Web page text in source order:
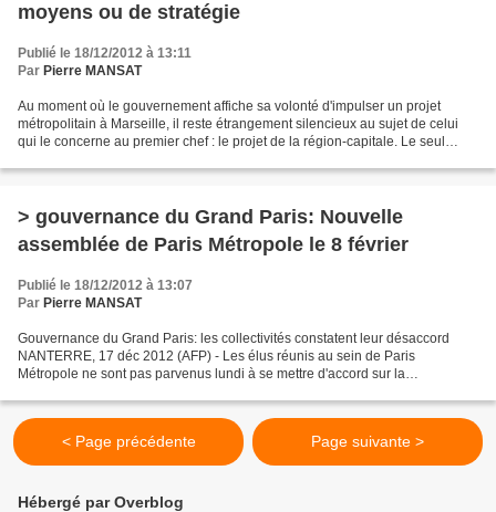
moyens ou de stratégie
Publié le 18/12/2012 à 13:11
Par Pierre MANSAT
Au moment où le gouvernement affiche sa volonté d'impulser un projet
métropolitain à Marseille, il reste étrangement silencieux au sujet de celui
qui le concerne au premier chef : le projet de la région-capitale. Le seul
> gouvernance du Grand Paris: Nouvelle
assemblée de Paris Métropole le 8 février
Publié le 18/12/2012 à 13:07
Par Pierre MANSAT
Gouvernance du Grand Paris: les collectivités constatent leur désaccord
NANTERRE, 17 déc 2012 (AFP) - Les élus réunis au sein de Paris
Métropole ne sont pas parvenus lundi à se mettre d'accord sur la
< Page précédente Page suivante >
Hébergé par Overblog